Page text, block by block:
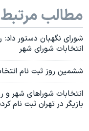
مطالب مرتبط
شورای نگهبان دستور
انتخابات شورای شهر
ششمین روز ثبت نام
انتخابات شوراهای شهر و
بازیگر در تهران ثبت نام